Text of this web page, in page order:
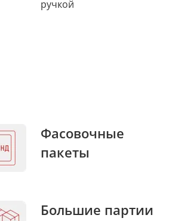
ручкой
Фасовочные
пакеты
Большие партии